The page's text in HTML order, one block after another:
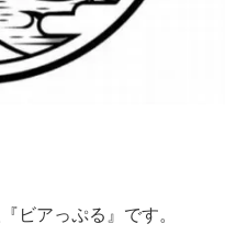
ビアっぷる』です。